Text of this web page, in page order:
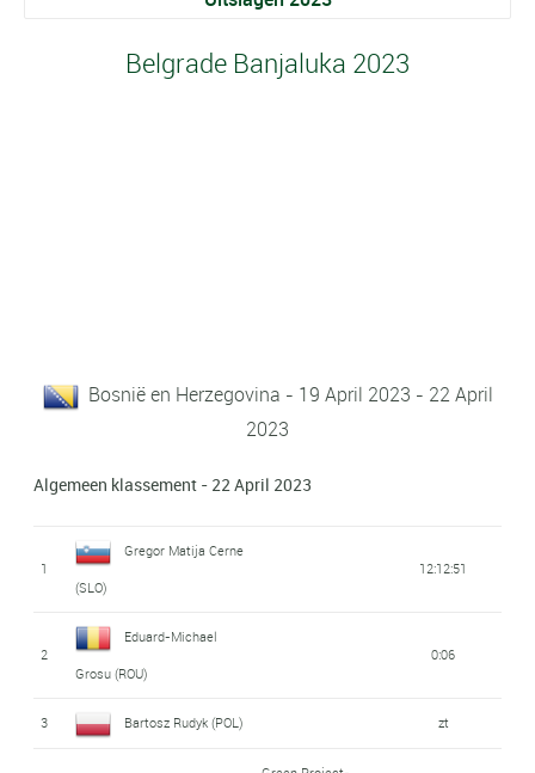
Belgrade Banjaluka 2023
Bosnië en Herzegovina - 19 April 2023 - 22 April
2023
Algemeen klassement - 22 April 2023
1
Gregor Matija Cerne
(SLO)
12:12:51
2
Eduard-Michael
Grosu (ROU)
0:06
3 Bartosz Rudyk (POL) zt